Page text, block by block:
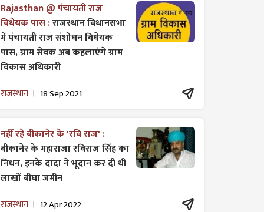
Rajasthan @ पंचायती राज
विधेयक पास :राजस्थान विधानसभा
में पंचायती राज ​संशोधन विधेयक
पास, ग्राम सेवक अब कहलाएंगे ग्राम
विकास अधिकारी
राजस्थान 18 Sep 2021
नहीं रहे बीकानेर के 'रवि राज' :
बीकानेर के महाराजा रविराज सिंह का
निधन, इनके दादा ने भूदान कर दी थी
लाखों बीघा जमीन
राजस्थान 12 Apr 2022